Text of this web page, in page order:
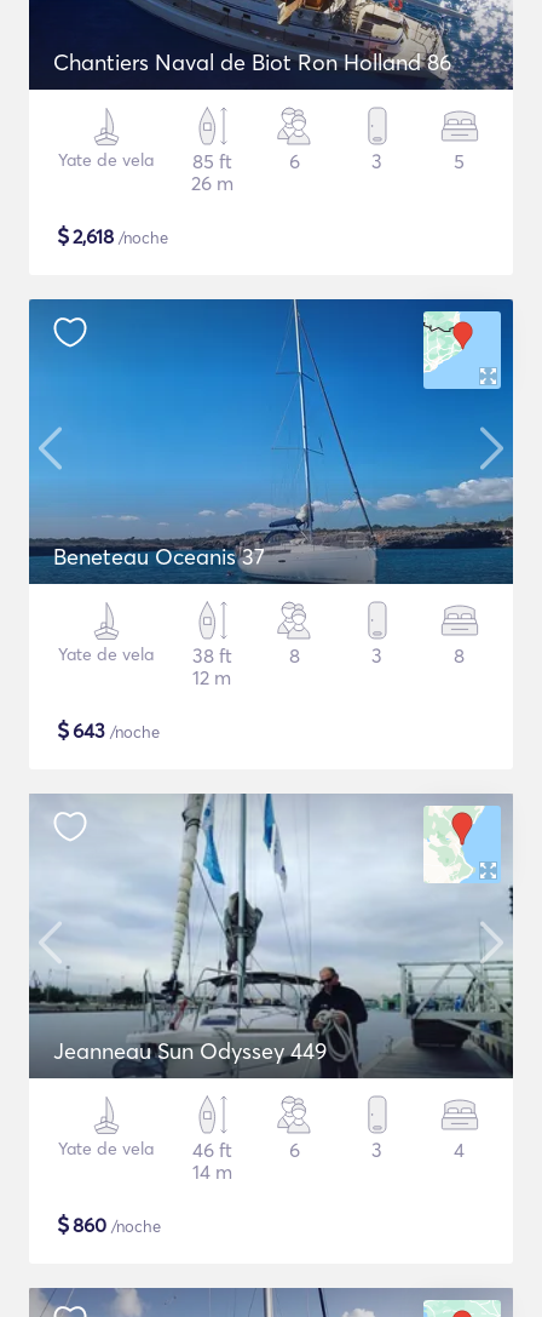
Chantiers Naval de Biot Ron Holland 86
Yate de vela
85 ft
26 m
6 3 5
$2,618 /noche
Beneteau Oceanis 37
Yate de vela
38 ft
12 m
8 3 8
$643 /noche
Jeanneau Sun Odyssey 449
Yate de vela
46 ft
14 m
6 3 4
$860 /noche